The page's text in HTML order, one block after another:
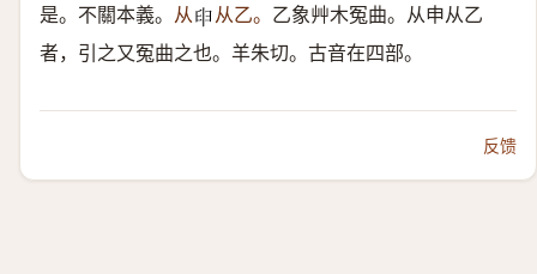
是。不關本義。 从𦥔 从乙。 乙象艸木冤曲。从申从乙
者，引之又冤曲之也。羊朱切。古音在四部。
反馈